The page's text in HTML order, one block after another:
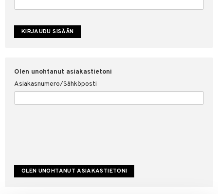
Olen unohtanut asiakastietoni
Asiakasnumero/Sähköposti
suojaus